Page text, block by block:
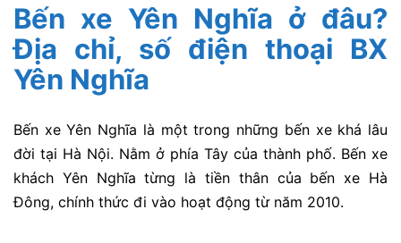
Bến xe Yên Nghĩa ở đâu?
Địa chỉ, số điện thoại BX
Yên Nghĩa
Bến xe Yên Nghĩa là một trong những bến xe khá lâu
đời tại Hà Nội. Nằm ở phía Tây của thành phố. Bến xe
khách Yên Nghĩa từng là tiền thân của bến xe Hà
Đông, chính thức đi vào hoạt động từ năm 2010.